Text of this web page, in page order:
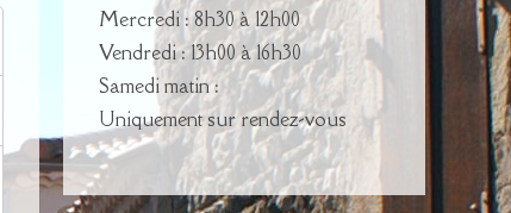
Mercredi : 8h30 à 12h00
Vendredi : 13h00 à 16h30
Samedi matin :
Uniquement sur rendez-vous